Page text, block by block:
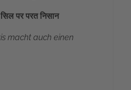
पर परत निसान
macht auch einen